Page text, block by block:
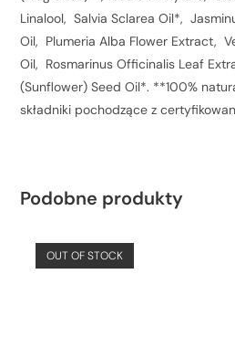
Linalool, Salvia Sclarea Oil*,
Oil, Plumeria Alba Flower Extract,
Oil, Rosmarinus Officinalis Leaf
(Sunflower) Seed Oil*. **100%
składniki pochodzące z
Podobne produkty
OUT OF STOCK